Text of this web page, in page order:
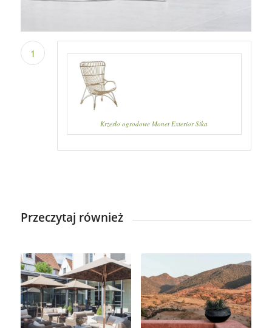
1
Krzesło ogrodowe Monet Exterior Sika
Przeczytaj również